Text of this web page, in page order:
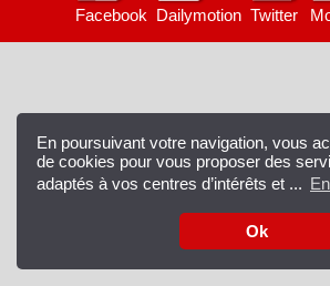
En poursuivant votre navigation, vous
de cookies pour vous proposer des
adaptés à vos centres d’intérêts et ...
Ok
Facebook Dailymotion Twitter